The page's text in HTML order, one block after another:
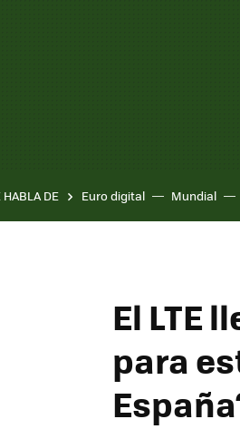
HABLA DE Euro digital Mundial
El LTE
para